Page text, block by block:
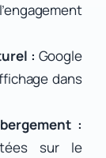
: Google
dans
:
sur le